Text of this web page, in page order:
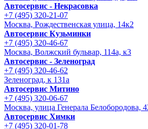
Автосервис - Некрасовка
+7 (495) 320-21-07
Москва, Рождественская улица, 14к2
Автосервис Кузьминки
+7 (495) 320-46-67
Москва, Волжский бульвар, 114а, к3
Автосервис - Зеленоград
+7 (495) 320-46-62
Зеленоград, к 131а
Автосервис Митино
+7 (495) 320-06-67
Москва, улица Генерала Белобородова,
Автосервис Химки
+7 (495) 320-01-78